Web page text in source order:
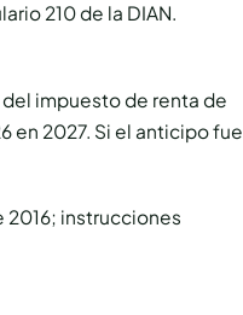
210 de la DIAN.
impuesto de renta de
en 2027. Si el anticipo fue
2016; instrucciones